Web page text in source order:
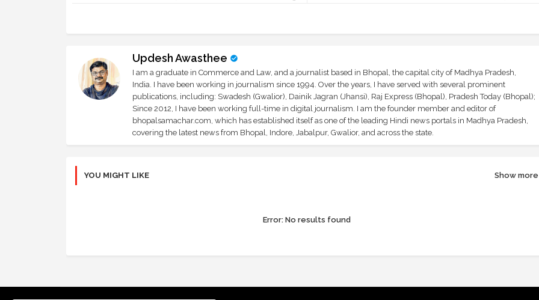
Updesh Awasthee
I am a graduate in Commerce and Law, and a journalist based in Bhopal, the capital city of Madhya Pradesh,
India. I have been working in journalism since 1994. Over the years, I have served with several prominent
publications, including: Swadesh (Gwalior), Dainik Jagran (Jhansi), Raj Express (Bhopal), Pradesh Today (Bhopal);
Since 2012, I have been working full-time in digital journalism. I am the founder member and editor of
bhopalsamachar.com, which has established itself as one of the leading Hindi news portals in Madhya Pradesh,
covering the latest news from Bhopal, Indore, Jabalpur, Gwalior, and across the state.
YOU MIGHT LIKE Show more
Error:No results found